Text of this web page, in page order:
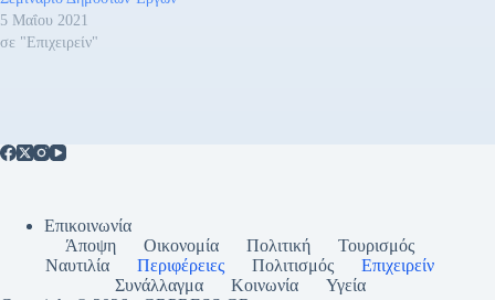
CEPOL, με την υποστήριξη
του Οργανισμού της
Ευρωπαϊκής Ένωσης για
5 Μαΐου 2021
σε "Επιχειρείν"
Επικοινωνία
Άποψη
Οικονομία Πολιτική
Τουρισμός
Ναυτιλία
Περιφέρειες Πολιτισμός
Επιχειρείν
Συνάλλαγμα
Κοινωνία
Υγεία